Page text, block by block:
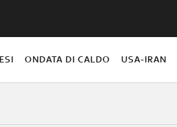
ONDATA DI CALDO USA-IRAN